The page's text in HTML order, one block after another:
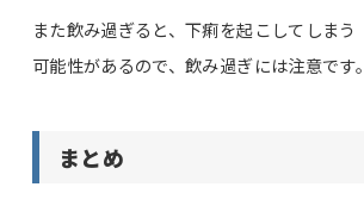
また飲み過ぎると、下痢を起こしてしまう
可能性があるので、飲み過ぎには注意です。
まとめ